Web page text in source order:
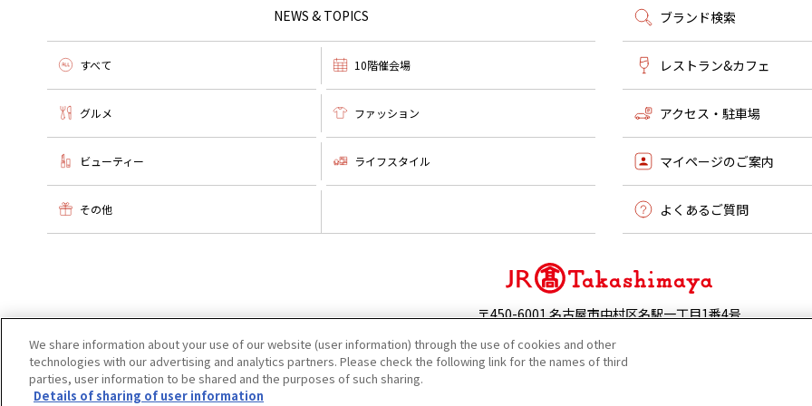
NEWS & TOPICS
すべて 10階催会場
グルメ ファッション
ビューティー ライフスタイル
その他
ブランド検索
レストラン&カフェ
アクセス・駐車場
マイページのご案内
よくあるご質問
〒450-6001 名古屋市中村区名駅一丁目1番4号
052-566-1101 |
©JR Tokai Takashimaya Co,Ltd.
We share information about your use of our website (user information) through the use of cookies and other
technologies with our advertising and analytics partners. Please check the following link for the names of third
parties, user information to be shared and the purposes of such sharing.
Details of sharing of user information